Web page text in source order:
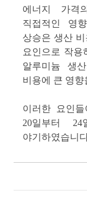
에너지 가격
직접적인 영
상승은 생산
요인으로 작용
알루미늄 생
비용에 큰 영
이러한 요인
20일부터
야기하였습니